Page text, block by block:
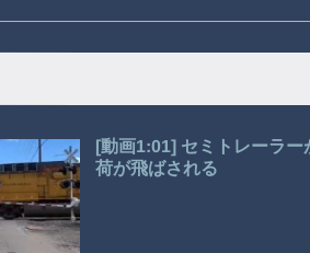
[動画1:01] セミトレーラ
荷が飛ばされる